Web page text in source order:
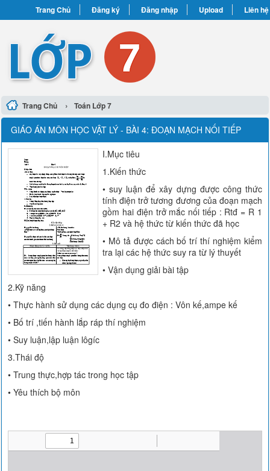
Trang Chủ Đăng ký Đăng nhập Upload Liên hệ
Trang Chủ › Toán Lớp 7
GIÁO ÁN MÔN HỌC VẬT LÝ - BÀI 4: ĐOẠN MẠCH NỐI TIẾP
I.Mục tiêu
1.Kiến thức
• suy luận để xây dựng được công thức
tính điện trở tương đương của đoạn mạch
gồm hai điện trở mắc nối tiếp : Rtđ = R 1
+ R2 và hệ thức từ kiến thức đã học
• Mô tả được cách bố trí thí nghiệm kiểm
tra lại các hệ thức suy ra từ lý thuyết
• Vận dụng giải bài tập
2.Kỹ năng
• Thực hành sử dụng các dụng cụ đo điện : Vôn kế,ampe kế
• Bố trí ,tiến hành lắp ráp thí nghiệm
• Suy luận,lập luận lôgíc
3.Thái độ
• Trung thực,hợp tác trong học tập
• Yêu thích bộ môn